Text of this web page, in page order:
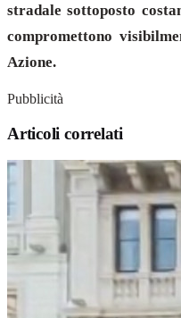
stradale sottoposto
compromettono
Azione.
Pubblicità
Articoli correlati